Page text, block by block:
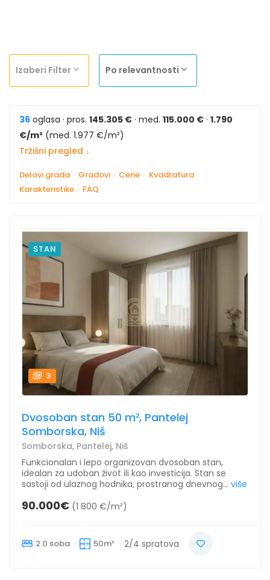
Izaberi Filter Po relevantnosti
36 oglasa · pros. 145.305 € · med. 115.000 € · 1.790
€/m² (med. 1.977 €/m²)
Tržišni pregled ↓
Delovi grada · Gradovi · Cene · Kvadratura ·
Karakteristike · FAQ
STAN
3
Dvosoban stan 50 m², Pantelej
Somborska, Niš
Somborska, Pantelej, Niš
Funkcionalan i lepo organizovan dvosoban stan,
idealan za udoban život ili kao investicija. Stan se
sastoji od ulaznog hodnika, prostranog dnevnog... više
90.000€ (1 800 €/m²)
2.0 soba 50m² 2/4 spratova